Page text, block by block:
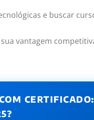
e buscar
vantagem